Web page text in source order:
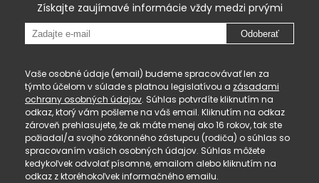
Získajte zaujímavé informácie vždy medzi prvými
Odoberať
Vaše osobné údaje (email) budeme spracovávať len za
týmto účelom v súlade s platnou legislatívou a zásadami
ochrany osobných údajov. Súhlas potvrdíte kliknutím na
odkaz, ktorý vám pošleme na váš email. Kliknutím na odkaz
zároveň prehlasujete, že ak máte menej ako 16 rokov, tak ste
požiadal/a svojho zákonného zástupcu (rodiča) o súhlas so
spracovaním vašich osobných údajov. Súhlas môžete
kedykoľvek odvolať písomne, emailom alebo kliknutím na
odkaz z ktoréhokoľvek informačného emailu.